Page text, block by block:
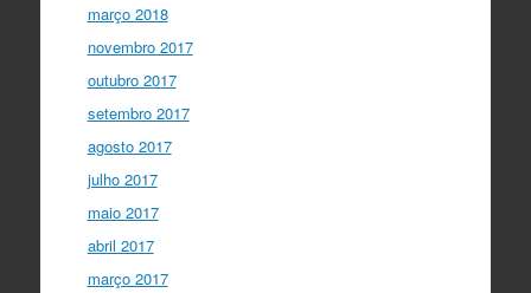
março 2018
novembro 2017
outubro 2017
setembro 2017
agosto 2017
julho 2017
maio 2017
abril 2017
março 2017